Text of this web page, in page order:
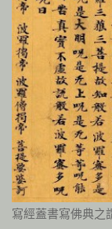
寫經蓋書寫佛典之